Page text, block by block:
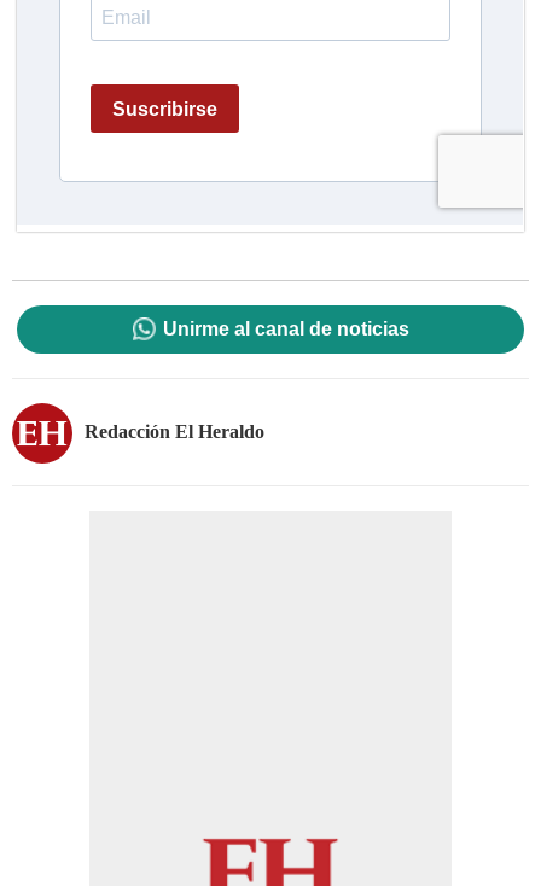
Unirme al canal de noticias
Redacción El Heraldo